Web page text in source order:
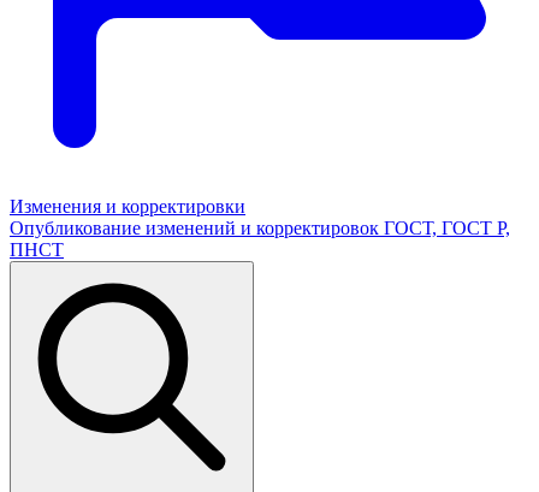
Изменения и корректировки
Опубликование изменений и корректировок ГОСТ, ГОСТ Р,
ПНСТ